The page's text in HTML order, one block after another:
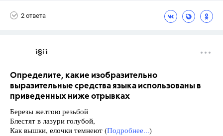
2 ответа
ì§í ì 
Определите, какие изобразительно
выразительные средства языка использованы в
приведенных ниже отрывках
Березы желтою резьбой
Блестят в лазури голубой,
Как вышки, елочки темнеют (Подробнее...)